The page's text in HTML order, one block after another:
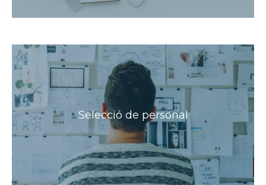
Selecció de personal